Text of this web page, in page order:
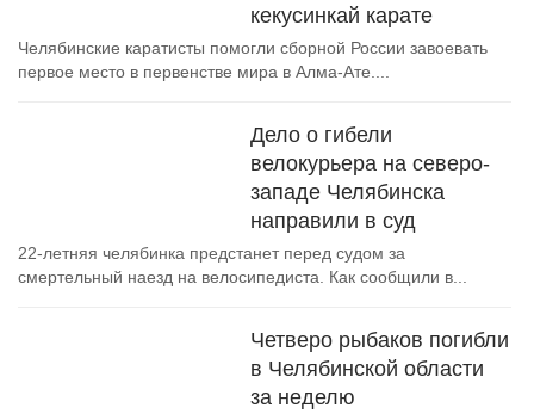
кекусинкай карате
Челябинские каратисты помогли сборной России завоевать
первое место в первенстве мира в Алма-Ате....
Дело о гибели
велокурьера на северо-
западе Челябинска
направили в суд
22-летняя челябинка предстанет перед судом за
смертельный наезд на велосипедиста. Как сообщили в...
Четверо рыбаков погибли
в Челябинской области
за неделю